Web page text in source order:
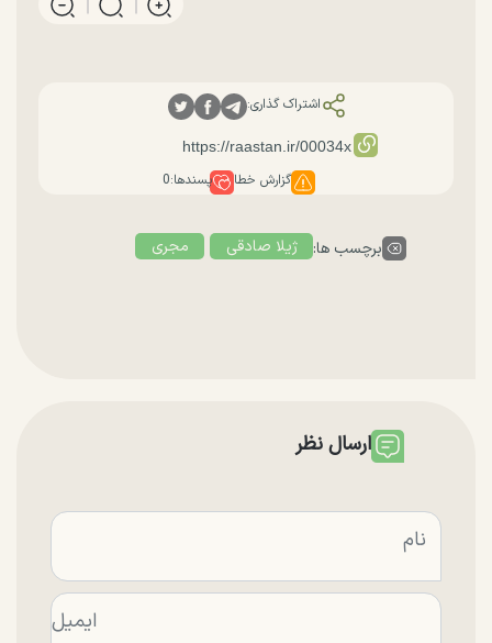
اشتراک گذاری:
گزارش خطا پسندها:0
برچسب ها: ژیلا صادقی مجری
ارسال نظر